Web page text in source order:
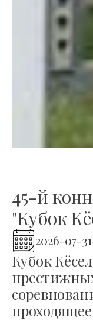
45-й
"Кубок
2026-07-31
Кубок
проходящее